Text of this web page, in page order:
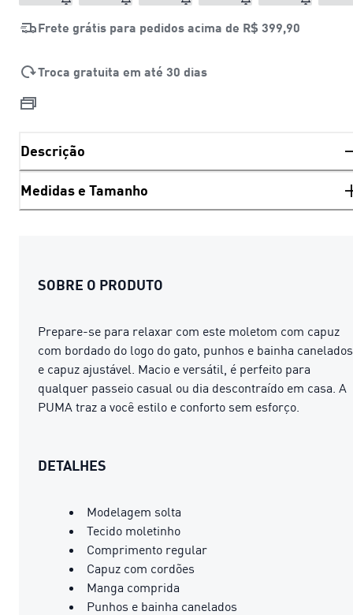
Frete grátis para pedidos acima de R$ 399,90
Troca gratuita em até 30 dias
Descrição
Medidas e Tamanho
SOBRE O PRODUTO
Prepare-se para relaxar com este moletom com capuz
com bordado do logo do gato, punhos e bainha canelados
e capuz ajustável. Macio e versátil, é perfeito para
qualquer passeio casual ou dia descontraído em casa. A
PUMA traz a você estilo e conforto sem esforço.
DETALHES
Modelagem solta
Tecido moletinho
Comprimento regular
Capuz com cordões
Manga comprida
Punhos e bainha canelados